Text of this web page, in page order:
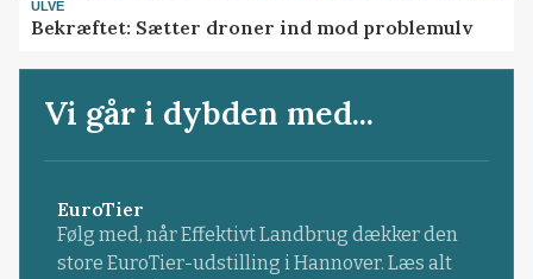
ULVE
Bekræftet: Sætter droner ind mod problemulv
Vi går i dybden med...
EuroTier
Følg med, når Effektivt Landbrug dækker den
store EuroTier-udstilling i Hannover. Læs alt